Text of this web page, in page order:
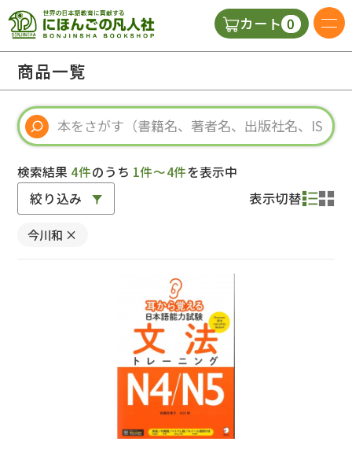
カート 0
視聴覚・補助教材
教師用参考書
商品一覧
検索結果 4件のうち 1件～4件を表示中
絞り込み 表示切替
今川和 ×